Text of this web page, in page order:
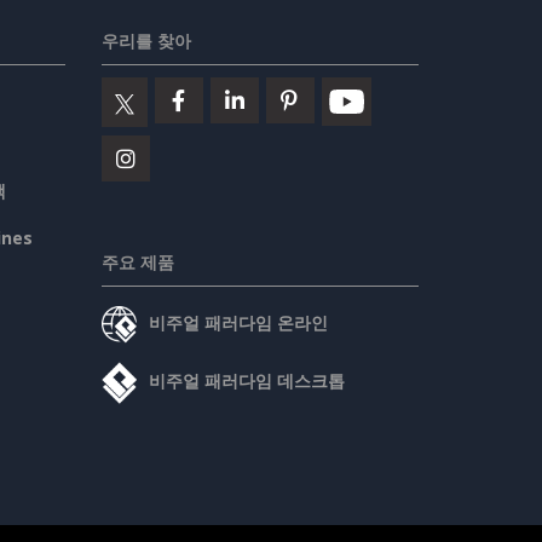
우리를 찾아
주요 제품
비주얼 패러다임 온라인
비주얼 패러다임 데스크톱